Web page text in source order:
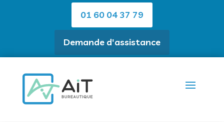
01 60 04 37 79
Demande d'assistance